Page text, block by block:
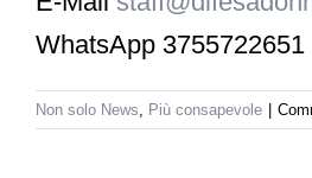
WhatsApp 3755722651
Non solo News Più consapevole